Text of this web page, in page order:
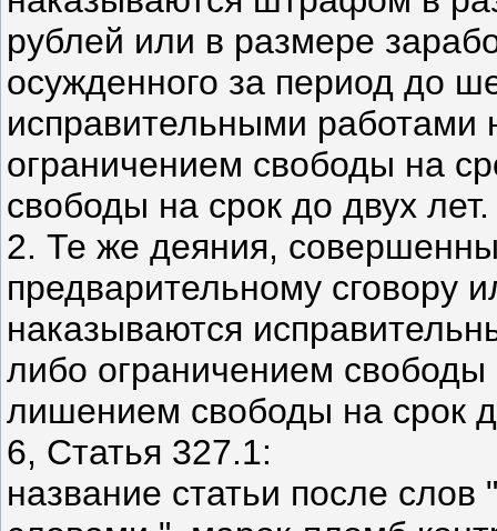
рублей или в размере
осужденного за период до
исправительными работами
ограничением свободы на
свободы на срок до двух лет.
2. Те же деяния,
предварительному сговору
наказываются
либо ограничением свободы
лишением свободы на срок
6, Статья 327.1:
название статьи после